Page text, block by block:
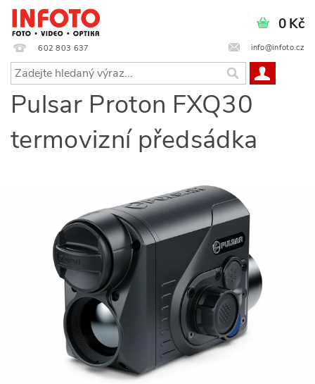
602 803 637 info@infoto.cz
0 Kč
Pulsar Proton FXQ30
termovizní předsádka